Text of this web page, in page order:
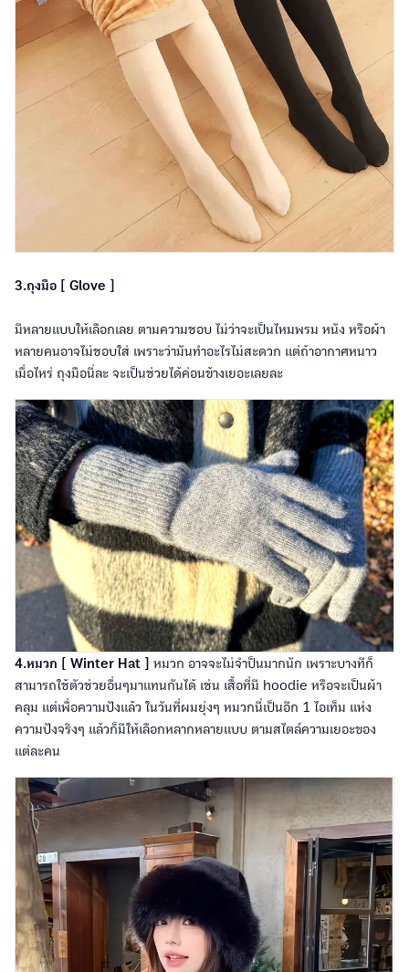
3.ถุงมือ [ Glove ]
มีหลายแบบให้เลือกเลย ตามความชอบ ไม่ว่าจะเป็นไหมพรม หนัง หรือผ้า
หลายคนอาจไม่ชอบใส่ เพราะว่ามันทำอะไรไม่สะดวก แต่ถ้าอากาศหนาว
เมื่อไหร่ ถุงมือนี่ละ จะเป็นช่วยได้ค่อนข้างเยอะเลยละ
4.หมวก [ Winter Hat ]
หมวก อาจจะไม่จำป็นมากนัก เพราะบางทีก็
สามารถใช้ตัวช่วยอื่นๆมาแทนกันได้ เช่น เสื้อที่มี hoodie หรือจะเป็นผ้า
คลุม แต่เพื่อความปังแล้ว ในวันที่ผมยุ่งๆ หมวกนี่เป็นอีก 1 ไอเท็ม แห่ง
ความปังจริงๆ แล้วก็มีให้เลือกหลากหลายแบบ ตามสไตล์ความเยอะของ
แต่ละคน